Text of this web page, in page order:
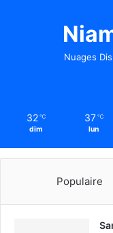
Nuages
32 ℃
dim
37 ℃
lun
Populaire